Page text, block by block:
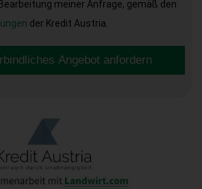
meiner Anfrage, gemäß den
der Kredit Austria.
Angebot anfordern